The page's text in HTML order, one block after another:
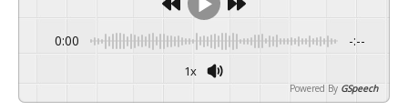
0:00 -:--
1x
Powered By GSpeech